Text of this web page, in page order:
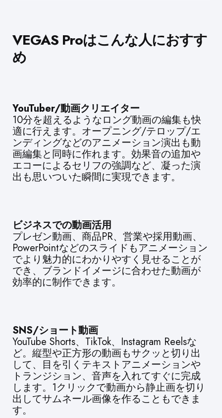
VEGAS Proはこんな人におすす
め
YouTuber/動画クリエイター
10分を超えるようなロング動画の編集も快
適に行えます。オープニング/テロップ/エ
ンディングなどのアニメーション演出も動
画編集と同時に作れます。効果音の追加や
エコーによるセリフの強調など、凝った演
出も思いついた瞬間に実現できます。
ビジネスでの動画活用
プレゼン動画、商品PR、営業や採用動画、
PowerPointなどのスライドもアニメーション
でより魅力的にわかりやすく見せることが
でき、ブランドイメージに合わせた動画が
効率的に制作できます。
SNS/ショート動画
YouTube Shorts、TikTok、Instagram Reelsな
ど。縦型や正方形の動画もサクッと切り出
して、目を引くテキストアニメーションや
トランジション、音声を入れてすぐに完成
します。1クリックで動画から静止画を切り
出してサムネール画像を作ることもできま
す。